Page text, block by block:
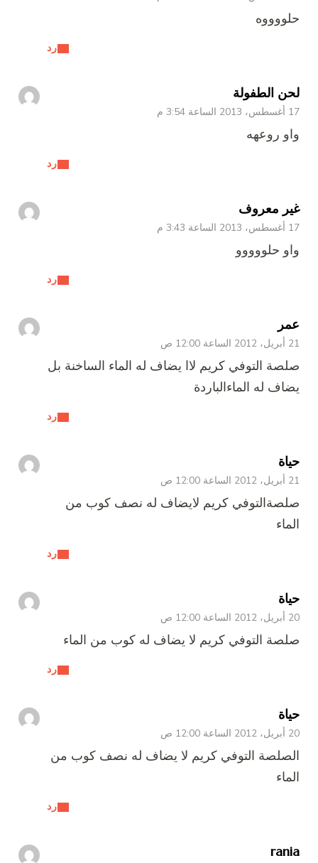
رد
حلووووه
لحن الطفولة
17 أغسطس، 2013 الساعة 3:54 م
رد
واو روعهه
غير معروف
17 أغسطس، 2013 الساعة 3:43 م
رد
واو حلووووو
عمر
21 أبريل، 2012 الساعة 12:00 ص
رد
صلصة التوفي كريم لاا يضاف له الماء الساخنة بل
يضاف له الماءالباردة
حياة
21 أبريل، 2012 الساعة 12:00 ص
رد
صلصةالتوفي كريم لايضاف له نصف كوب من
الماء
حياة
20 أبريل، 2012 الساعة 12:00 ص
رد
صلصة التوفي كريم لا يضاف له كوب من الماء
حياة
20 أبريل، 2012 الساعة 12:00 ص
رد
الصلصة التوفي كريم لا يضاف له نصف كوب من
الماء
rania